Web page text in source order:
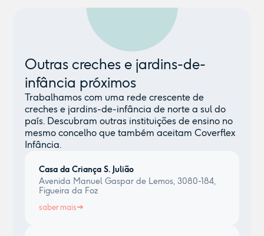
Outras creches e jardins-de-
infância próximos
Trabalhamos com uma rede crescente de
creches e jardins-de-infância de norte a sul do
país. Descubram outras instituições de ensino no
mesmo concelho que também aceitam Coverflex
Infância.
Casa da Criança S. Julião
Avenida Manuel Gaspar de Lemos, 3080-184,
Figueira da Foz
saber mais